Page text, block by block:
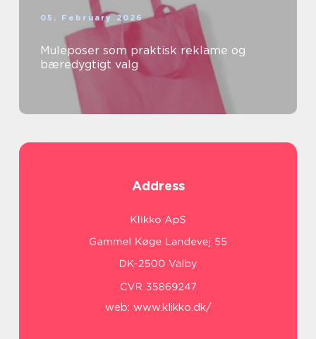
05. February 2026
Muleposer som praktisk reklame og
bæredygtigt valg
Address
web: www.klikko.dk/